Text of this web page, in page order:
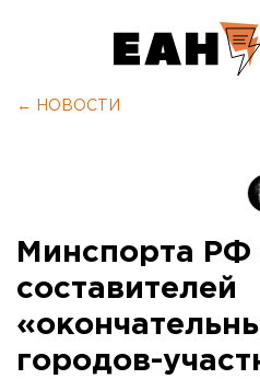
← НОВОСТИ
Минспорта РФ
составителей
городов-